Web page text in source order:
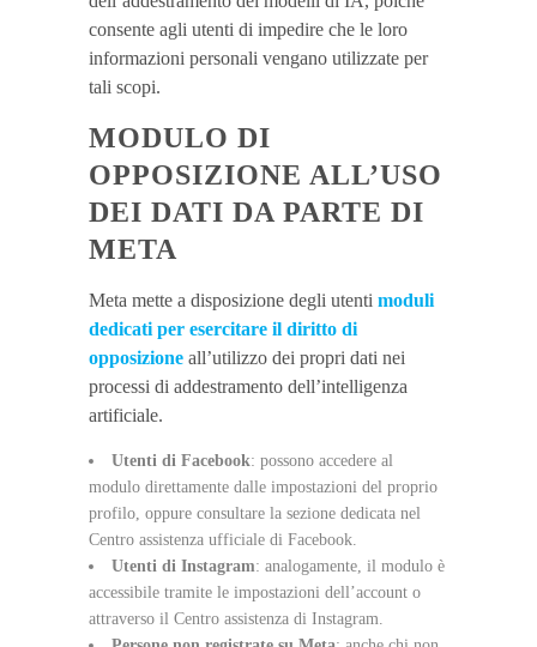
consente agli utenti di impedire che le loro
informazioni personali vengano utilizzate per
tali scopi.
MODULO DI
OPPOSIZIONE ALL’USO
DEI DATI DA PARTE DI
META
Meta mette a disposizione degli utenti moduli
dedicati per esercitare il diritto di
opposizione all’utilizzo dei propri dati nei
processi di addestramento dell’intelligenza
artificiale.
Utenti di Facebook: possono accedere al
modulo direttamente dalle impostazioni del proprio
profilo, oppure consultare la sezione dedicata nel
Centro assistenza ufficiale di Facebook.
Utenti di Instagram: analogamente, il modulo è
accessibile tramite le impostazioni dell’account o
attraverso il Centro assistenza di Instagram.